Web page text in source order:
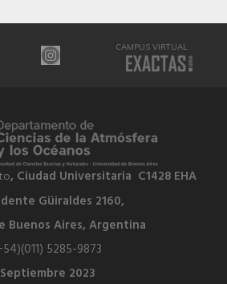
CAMPUS VIRTUAL
, Ciudad Universitaria C1428 EHA
Güiraldes 2160,
Buenos Aires, Argentina
5285-9873
Septiembre 2023